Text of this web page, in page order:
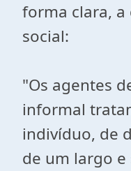
forma clara,
social:
"Os agentes
informal
indivíduo, de
de um largo e